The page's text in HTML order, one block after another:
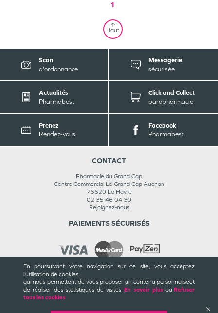
En poursuivant votre navigation sur ce site, vous acceptez
l’utilisation de cookies
qui nous permettent de vous proposer un contenu personnaliséet
de réaliser des statistiques de visites. En savoir plusou Refuser
tous les cookies
1
Haut
Scan
d'ordonnance
Messagerie
sécurisée
Actualités
Pharmabest
Click and Collect
parapharmacie
Prenez
Rendez-vous
Facebook
Pharmabest
CONTACT
Pharmacie du Grand Cap
Centre Commercial Le Grand Cap Auchan
76620 Le Havre
02 35 46 04 30
Rejoignez-nous
CGU / CGV
PAIEMENTS SÉCURISÉS